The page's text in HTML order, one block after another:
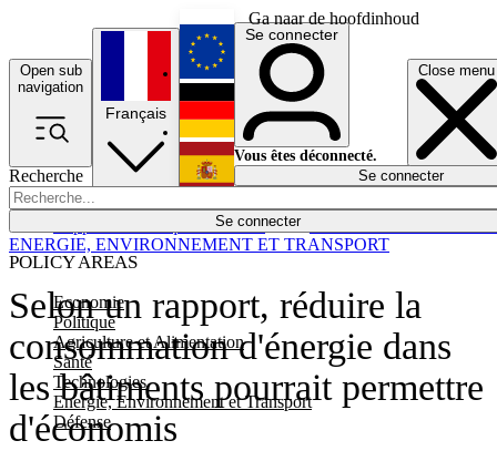
Ga naar de hoofdinhoud
Open sub
navigation
Close menu
Recherche
Se connecter
POLICY AREAS
Economie
Politique
Agriculture et Alimentation
Santé
Technologies
Energie, Environnement et Transport
Défense
Économie
Français
English
Deutsch
Español
Se connecter
Vous êtes déconnecté.
Se connecter
Selon un rapport, réduire la
consommation d'énergie dans
les bâtiments pourrait permettre
d'économis
ENERGIE, ENVIRONNEMENT ET TRANSPORT